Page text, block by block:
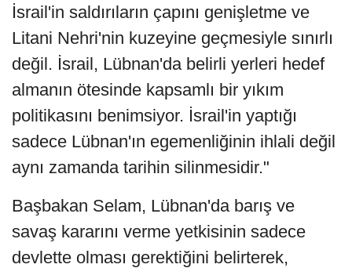
İsrail'in saldırıların çapını genişletme ve
Litani Nehri'nin kuzeyine geçmesiyle sınırlı
değil. İsrail, Lübnan'da belirli yerleri hedef
almanın ötesinde kapsamlı bir yıkım
politikasını benimsiyor. İsrail'in yaptığı
sadece Lübnan'ın egemenliğinin ihlali değil
aynı zamanda tarihin silinmesidir."
Başbakan Selam, Lübnan'da barış ve
savaş kararını verme yetkisinin sadece
devlette olması gerektiğini belirterek,